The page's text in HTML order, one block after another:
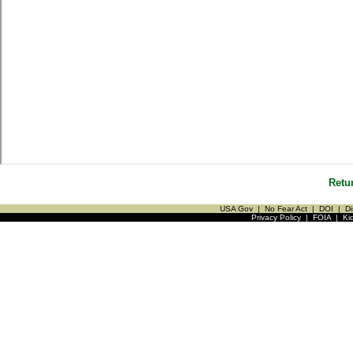
USA Gov | No Fear Act | DOI |
Privacy Policy| FOIA|